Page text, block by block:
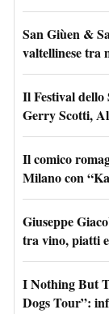
San Giùen &
valtellinese tra
Il Festival dello
Gerry Scotti,
Il comico
Milano con
Giuseppe
tra vino, piatti
I Nothing But
Dogs Tour”: